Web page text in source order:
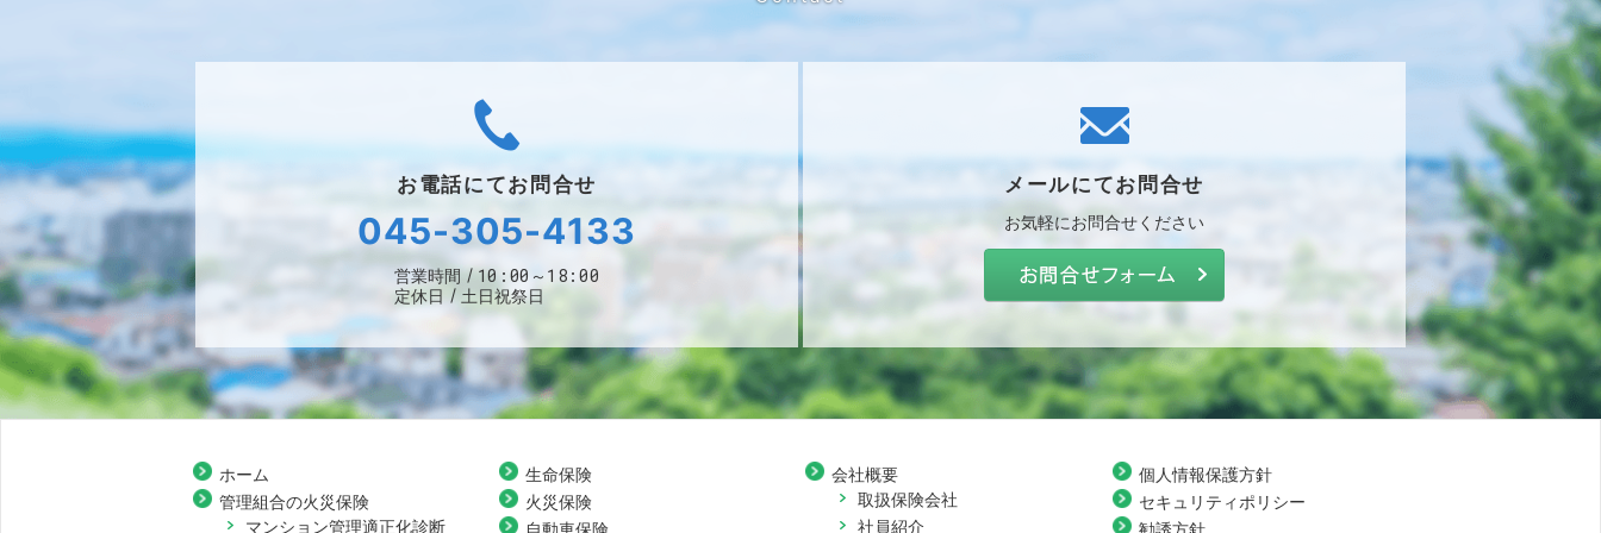
お電話にてお問合せ
045-305-4133
営業時間 10:00～18:00
定休日 土日祝祭日
メールにてお問合せ
お気軽にお問合せください
ホーム
管理組合の火災保険
マンション管理適正化診断
生命保険
火災保険
自動車保険
会社概要
取扱保険会社
社員紹介
個人情報保護方針
セキュリティポリシー
勧誘方針